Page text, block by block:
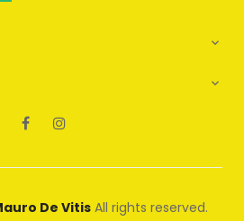


Facebook
De VitisAll rights reserved.